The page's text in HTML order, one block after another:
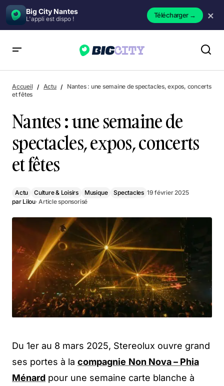
Big City Nantes
L'appli est dispo ! Télécharger→ ×
Accueil Actu
Nantes : une semaine de spectacles, expos, concerts
et fêtes
Nantes : une semaine de
spectacles, expos, concerts
et fêtes
Actu Culture & Loisirs Musique Spectacles 19 février 2025
par Lilou· Article sponsorisé
Du 1er au 8 mars 2025, Stereolux ouvre grand
ses portes à la compagnie Non Nova – Phia
Ménard pour une semaine carte blanche à